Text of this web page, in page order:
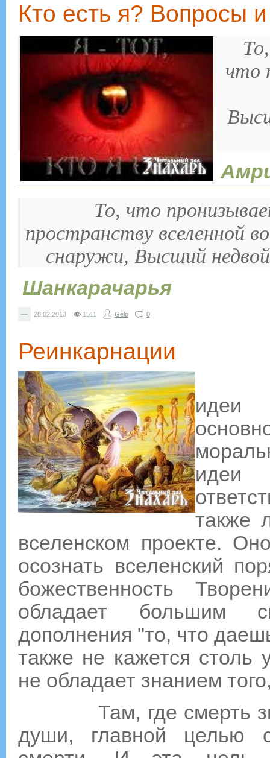
Кто есть я? Вопросы
что
То, что
пространству вселенной
снаружи, Высший
Шанкарачарья
— 28.02.2013 1511 Gelo 0
Реинкарнации
идеи
также
вселенском проекте.
осознать вселенский
божественность
обладает большим
дополнения "то, что
также не кажется столь
не обладает знанием
Там, где смерть
души, главной целью